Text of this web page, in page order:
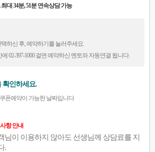
대 34분, 51분 연속상담 가능
하신 후, 예약하기를 눌러주세요.
02-397-1000 걸면 예약하신 멘토와 자동연결 됩니다.
확인하세요.
폰예약이 가능한 날짜입니다
항 안내
님이 이용하지 않아도 선생님께 상담료를 지
.